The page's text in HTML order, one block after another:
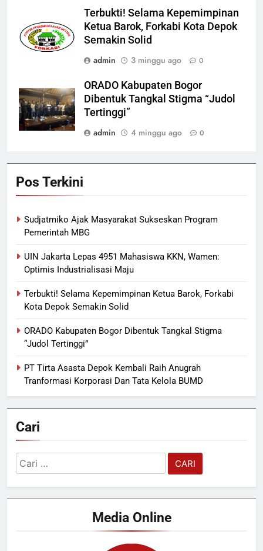
Terbukti! Selama Kepemimpinan
Ketua Barok, Forkabi Kota Depok
Semakin Solid
admin
3 minggu ago 0
ORADO Kabupaten Bogor
Dibentuk Tangkal Stigma “Judol
Tertinggi”
admin
4 minggu ago 0
Pos Terkini
Sudjatmiko Ajak Masyarakat Sukseskan Program
Pemerintah MBG
UIN Jakarta Lepas 4951 Mahasiswa KKN, Wamen:
Optimis Industrialisasi Maju
Terbukti! Selama Kepemimpinan Ketua Barok, Forkabi
Kota Depok Semakin Solid
ORADO Kabupaten Bogor Dibentuk Tangkal Stigma
“Judol Tertinggi”
PT Tirta Asasta Depok Kembali Raih Anugrah
Tranformasi Korporasi Dan Tata Kelola BUMD
Cari
Cari
untuk:
Media Online